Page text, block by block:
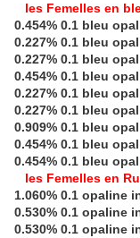
les Femelles en
0.454% 0.1 bleu
0.227% 0.1 bleu
0.227% 0.1 bleu
0.454% 0.1 bleu
0.227% 0.1 bleu
0.227% 0.1 bleu
0.909% 0.1 bleu
0.454% 0.1 bleu
0.454% 0.1 bleu
les Femelles en
1.060% 0.1 opaline
0.530% 0.1 opaline
0.530% 0.1 opaline